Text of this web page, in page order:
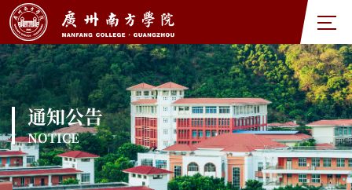
通知公告
NOTICE